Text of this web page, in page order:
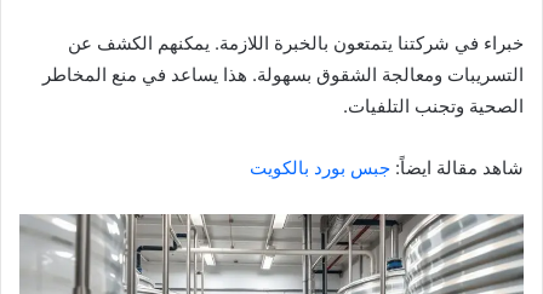
خبراء في شركتنا يتمتعون بالخبرة اللازمة. يمكنهم الكشف عن
التسريبات ومعالجة الشقوق بسهولة. هذا يساعد في منع المخاطر
الصحية وتجنب التلفيات.
شاهد مقالة ايضاً: جبس بورد بالكويت